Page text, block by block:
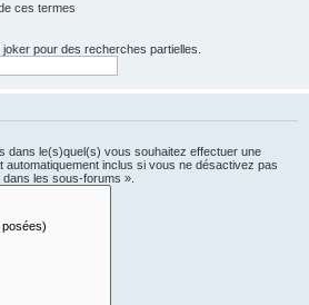
ces termes
pour des recherches partielles.
dans le(s)quel(s) vous souhaitez effectuer une
inclus si vous ne désactivez pas
les sous-forums ».